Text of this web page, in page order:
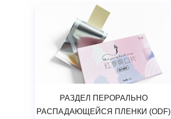
РАЗДЕЛ ПЕРОРАЛЬНО
РАСПАДАЮЩЕЙСЯ ПЛЕНКИ (ODF)